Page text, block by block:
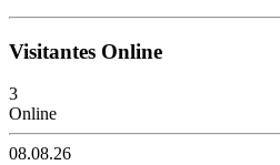
Visitantes Online
3
Online
08.08.26